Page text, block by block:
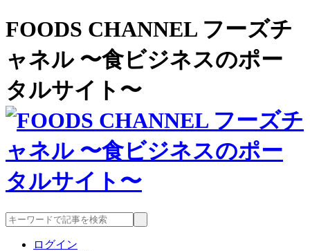
FOODS CHANNEL フーズチ
ャネル 〜食ビジネスのポー
タルサイト〜
ログイン